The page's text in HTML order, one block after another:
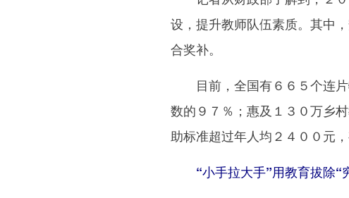
设，提升教师队伍素质。其中
合奖补。
目前，全国有６６５个连片
数的９７％；惠及１３０万乡
助标准超过年人均２４００元
“小手拉大手”用教育拔除“